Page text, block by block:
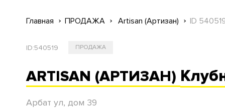
Главная ПРОДАЖА Artisan (Артизан) ID
ID:540519 ПРОДАЖА
ARTISAN (АРТИЗАН)
Арбат ул, дом 39